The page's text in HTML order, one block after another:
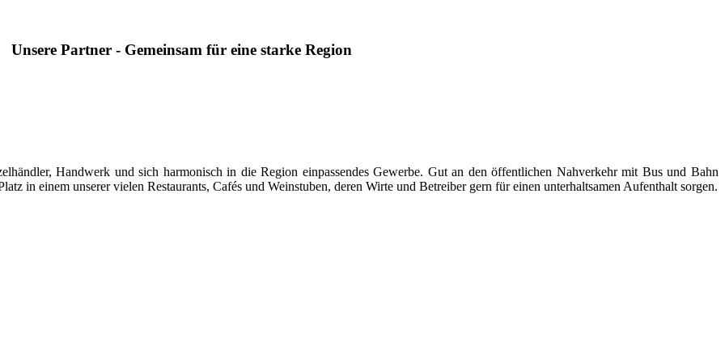
Unsere Partner - Gemeinsam für eine starke Region
Handwerk und sich harmonisch in die Region einpassendes Gewerbe. Gut an den öffentlichen Nahverkehr mit Bus und Bahn
in einem unserer vielen Restaurants, Cafés und Weinstuben, deren Wirte und Betreiber gern für einen unterhaltsamen Aufenthalt sorgen.